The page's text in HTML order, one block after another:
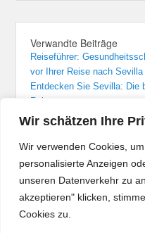
Wir schätzen Ihre
Wir verwenden Cookies,
personalisierte Anzeigen
unseren Datenverkehr zu
akzeptieren" klicken,
Cookies zu.
Verwandte Beiträge
Reiseführer:
vor Ihrer Reise nach
Entdecken Sie Sevilla: Die
Reise
Sevilla: Unvergessliche
Von Madrid nach Sevilla:
Flughafenführer und